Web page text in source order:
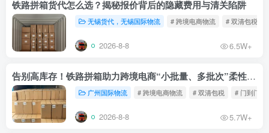
铁路拼箱货代怎么选？揭秘报价背后的隐藏费用与清关陷阱
无锡货代，无锡国际物流 # 跨境电商物流 # 双清包税
2026-8-8 6.5W+
告别高库存！铁路拼箱助力跨境电商“小批量、多批次”柔性补货
广州国际物流 # 跨境电商物流 # 双清包税 # 门到门物
2026-8-8 5.7W+